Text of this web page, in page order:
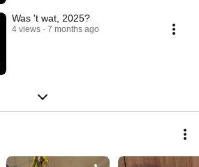
Was 't wat, 2025?
4 views 7 months ago